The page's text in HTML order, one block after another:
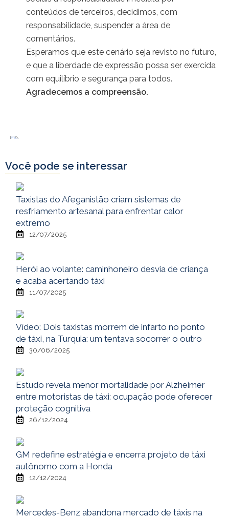
conteúdos de terceiros, decidimos, com
responsabilidade, suspender a área de
comentários.
Esperamos que este cenário seja revisto no futuro,
e que a liberdade de expressão possa ser exercida
com equilíbrio e segurança para todos.
Agradecemos a compreensão.
Você pode se interessar
Taxistas do Afeganistão criam sistemas de
resfriamento artesanal para enfrentar calor
extremo
12/07/2025
Herói ao volante: caminhoneiro desvia de criança
e acaba acertando táxi
11/07/2025
Vídeo: Dois taxistas morrem de infarto no ponto
de táxi, na Turquia: um tentava socorrer o outro
30/06/2025
Estudo revela menor mortalidade por Alzheimer
entre motoristas de táxi: ocupação pode oferecer
proteção cognitiva
26/12/2024
GM redefine estratégia e encerra projeto de táxi
autônomo com a Honda
12/12/2024
Mercedes-Benz abandona mercado de táxis na